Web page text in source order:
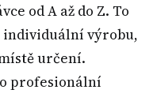
od A až do Z. To
individuální výrobu,
určení.
profesionální